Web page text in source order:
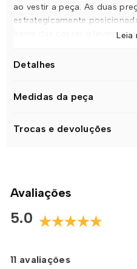
ao vestir a peça. As duas
estrategicamente
barra das costas é
DICA: O vestido Helena é
mais rigorosos, basta
Leia
Detalhes
Medidas da peça
Trocas e devoluções
Avaliações
5.0
11 avaliações